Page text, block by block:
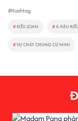
#Hashtag
# KIỀU LOAN #Á HẬU
#VỤ CHÁY CHUNG CƯ MINI